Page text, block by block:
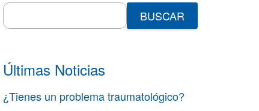
Search
for:
Últimas Noticias
¿Tienes un problema traumatológico?